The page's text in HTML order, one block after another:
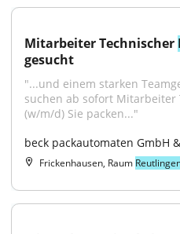
Mitarbeiter Technischer
gesucht
"...und einem starken
suchen ab sofort Mitarbeiter
(w/m/d) Sie packen..."
beck packautomaten GmbH
Frickenhausen, Raum